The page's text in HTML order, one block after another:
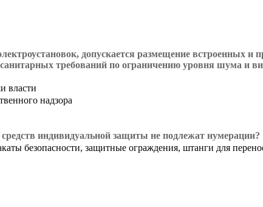
допускается размещение встроенных и
требований по ограничению уровня шума и
власти
надзора
индивидуальной защиты не подлежат нумерации?
безопасности, защитные ограждения, штанги для